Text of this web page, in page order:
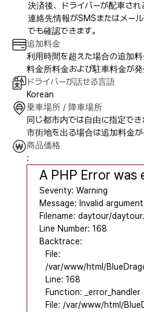
決済後、ドライバーが配車され
連絡先情報がSMSまたはメール
でも確認できます。
追加料金
利用時間を超えた場合の追加料
料金所料金および駐車料金が
ドライバーが話せる言語
Korean
乗車場所 / 降車場所
同じ都市内では自由に指定でき
市街地を出る場合は追加料金が
商品価格
:
A PHP Error was
Severity: Warning
Message: Invalid
Filename: daytour/
Line Number: 168
Backtrace:
File:
/var/www/html/
Line: 168
Function: _error_handler
File: /var/www/html/